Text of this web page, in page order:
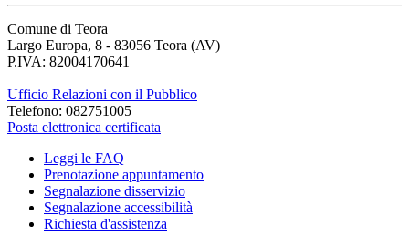
Comune di Teora
Largo Europa, 8 - 83056 Teora (AV)
P.IVA: 82004170641
Ufficio Relazioni con il Pubblico
Telefono: 082751005
Posta elettronica certificata
Leggi le FAQ
Prenotazione appuntamento
Segnalazione disservizio
Segnalazione accessibilità
Richiesta d'assistenza